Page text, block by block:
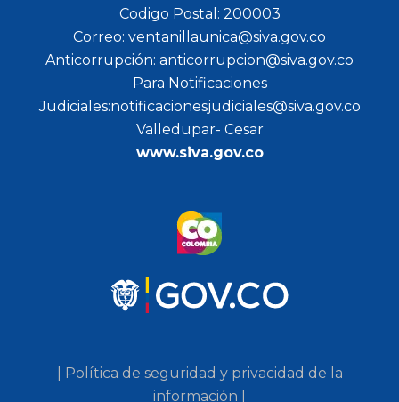
Codigo Postal: 200003
Correo: ventanillaunica@siva.gov.co
Anticorrupción: anticorrupcion@siva.gov.co
Para Notificaciones
Judiciales:notificacionesjudiciales@siva.gov.co
Valledupar- Cesar
www.siva.gov.co
| Política de seguridad y privacidad de la
información |